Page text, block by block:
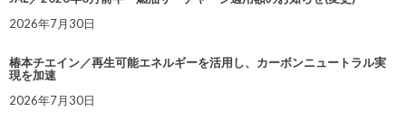
2026年7月30日
椿本チエイン／再生可能エネルギーを活用し、カーボンニュートラル実
現を加速
2026年7月30日